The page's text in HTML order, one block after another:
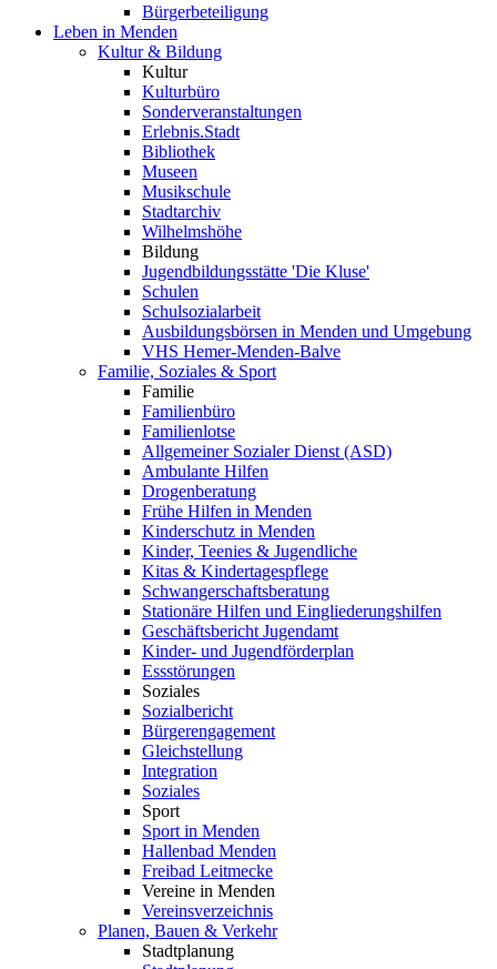
Bürgerbeteiligung
Leben in Menden
Kultur & Bildung
Kultur
Kulturbüro
Sonderveranstaltungen
Erlebnis.Stadt
Bibliothek
Museen
Musikschule
Stadtarchiv
Wilhelmshöhe
Bildung
Jugendbildungsstätte 'Die Kluse'
Schulen
Schulsozialarbeit
Ausbildungsbörsen in Menden und Umgebung
VHS Hemer-Menden-Balve
Familie, Soziales & Sport
Familie
Familienbüro
Familienlotse
Allgemeiner Sozialer Dienst (ASD)
Ambulante Hilfen
Drogenberatung
Frühe Hilfen in Menden
Kinderschutz in Menden
Kinder, Teenies & Jugendliche
Kitas & Kindertagespflege
Schwangerschaftsberatung
Stationäre Hilfen und Eingliederungshilfen
Geschäftsbericht Jugendamt
Kinder- und Jugendförderplan
Essstörungen
Soziales
Sozialbericht
Bürgerengagement
Gleichstellung
Integration
Soziales
Sport
Sport in Menden
Hallenbad Menden
Freibad Leitmecke
Vereine in Menden
Vereinsverzeichnis
Planen, Bauen & Verkehr
Stadtplanung